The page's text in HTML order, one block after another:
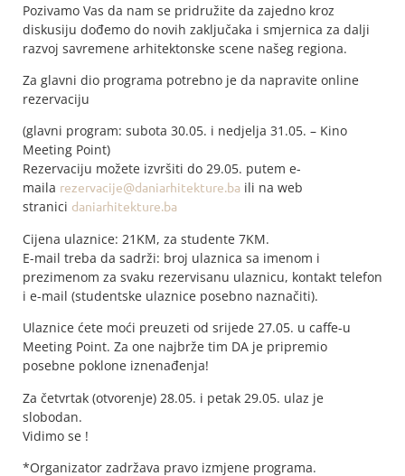
Pozivamo Vas da nam se pridružite da zajedno kroz
diskusiju dođemo do novih zaključaka i smjernica za dalji
razvoj savremene arhitektonske scene našeg regiona.
Za glavni dio programa potrebno je da napravite online
rezervaciju
(glavni program: subota 30.05. i nedjelja 31.05. – Kino
Meeting Point)
Rezervaciju možete izvršiti do 29.05. putem e-
maila rezervacije@daniarhitekture.ba ili na web
stranici daniarhitekture.ba
Cijena ulaznice: 21KM, za studente 7KM.
E-mail treba da sadrži: broj ulaznica sa imenom i
prezimenom za svaku rezervisanu ulaznicu, kontakt telefon
i e-mail (studentske ulaznice posebno naznačiti).
Ulaznice ćete moći preuzeti od srijede 27.05. u caffe-u
Meeting Point. Za one najbrže tim DA je pripremio
posebne poklone iznenađenja!
Za četvrtak (otvorenje) 28.05. i petak 29.05. ulaz je
slobodan.
Vidimo se !
*Organizator zadržava pravo izmjene programa.